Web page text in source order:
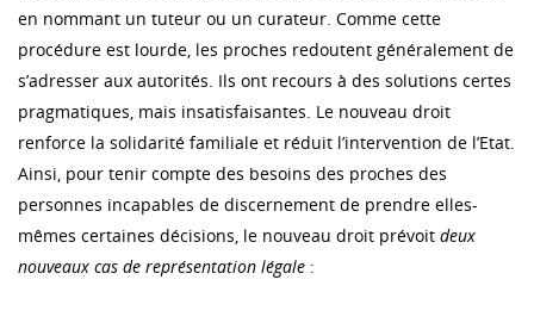
en nommant un tuteur ou un curateur. Comme cette
procédure est lourde, les proches redoutent généralement de
s’adresser aux autorités. Ils ont recours à des solutions certes
pragmatiques, mais insatisfaisantes. Le nouveau droit
renforce la solidarité familiale et réduit l’intervention de l’Etat.
Ainsi, pour tenir compte des besoins des proches des
personnes incapables de discernement de prendre elles-
mêmes certaines décisions, le nouveau droit prévoit deux
nouveaux cas de représentation légale :